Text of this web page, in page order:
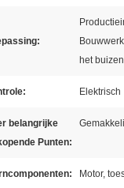
het
Elektrisch
belangrijke
Punten:
Motor,